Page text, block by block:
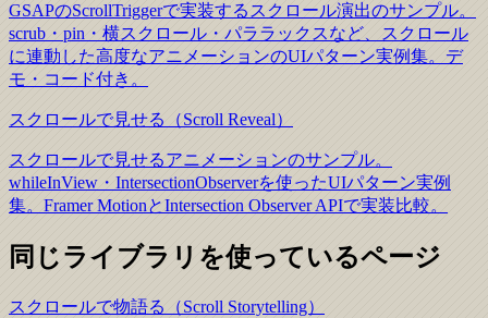
GSAPのScrollTriggerで実装するスクロール演出のサンプル。
scrub・pin・横スクロール・パララックスなど、スクロール
に連動した高度なアニメーションのUIパターン実例集。デ
モ・コード付き。
スクロールで見せる（Scroll Reveal）
スクロールで見せるアニメーションのサンプル。
whileInView・IntersectionObserverを使ったUIパターン実例
集。Framer MotionとIntersection Observer APIで実装比較。
同じライブラリを使っているページ
スクロールで物語る（Scroll Storytelling）